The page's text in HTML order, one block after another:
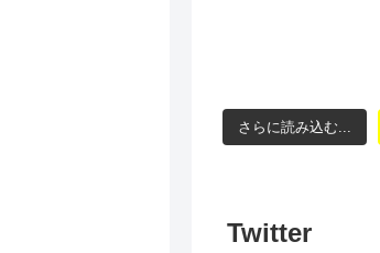
さらに読み込む...
Twitter